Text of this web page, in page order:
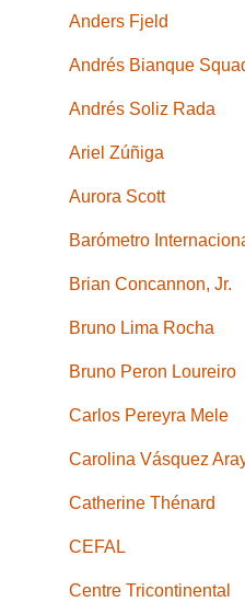
Anders Fjeld
Andrés Bianque
Andrés Soliz Rada
Ariel Zúñiga
Aurora Scott
Barómetro
Brian Concannon, Jr.
Bruno Lima Rocha
Bruno Peron Loureiro
Carlos Pereyra Mele
Carolina Vásquez
Catherine Thénard
CEFAL
Centre Tricontinental